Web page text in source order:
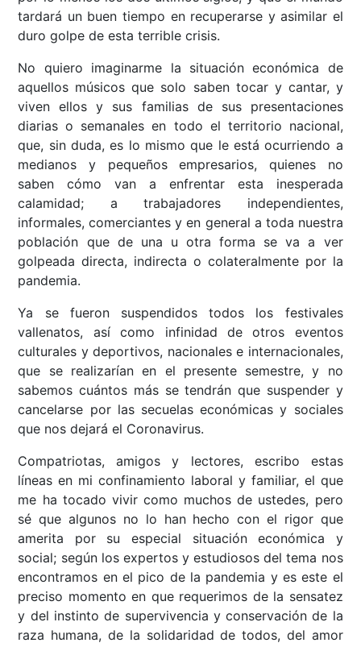
tardará un buen tiempo en recuperarse y asimilar el
duro golpe de esta terrible crisis.
No quiero imaginarme la situación económica de
aquellos músicos que solo saben tocar y cantar, y
viven ellos y sus familias de sus presentaciones
diarias o semanales en todo el territorio nacional,
que, sin duda, es lo mismo que le está ocurriendo a
medianos y pequeños empresarios, quienes no
saben cómo van a enfrentar esta inesperada
calamidad; a trabajadores independientes,
informales, comerciantes y en general a toda nuestra
población que de una u otra forma se va a ver
golpeada directa, indirecta o colateralmente por la
pandemia.
Ya se fueron suspendidos todos los festivales
vallenatos, así como infinidad de otros eventos
culturales y deportivos, nacionales e internacionales,
que se realizarían en el presente semestre, y no
sabemos cuántos más se tendrán que suspender y
cancelarse por las secuelas económicas y sociales
que nos dejará el Coronavirus.
Compatriotas, amigos y lectores, escribo estas
líneas en mi confinamiento laboral y familiar, el que
me ha tocado vivir como muchos de ustedes, pero
sé que algunos no lo han hecho con el rigor que
amerita por su especial situación económica y
social; según los expertos y estudiosos del tema nos
encontramos en el pico de la pandemia y es este el
preciso momento en que requerimos de la sensatez
y del instinto de supervivencia y conservación de la
raza humana, de la solidaridad de todos, del amor